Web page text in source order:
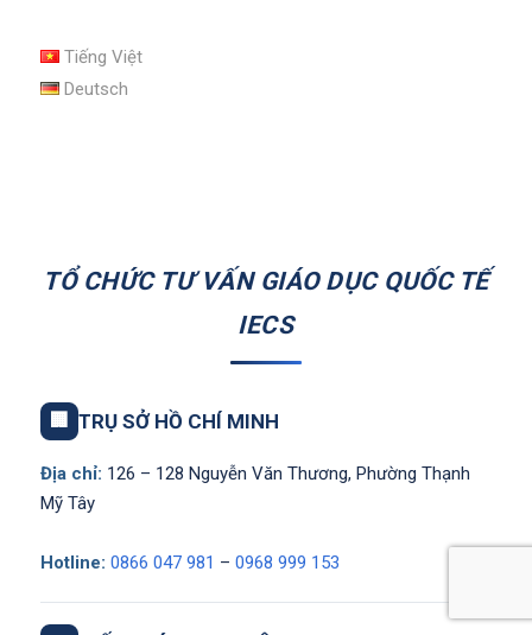
Tiếng Việt
Deutsch
TỔ CHỨC TƯ VẤN GIÁO DỤC QUỐC TẾ
IECS
🏢 TRỤ SỞ HỒ CHÍ MINH
Địa chỉ: 126 – 128 Nguyễn Văn Thương, Phường Thạnh
Mỹ Tây
Hotline: 0866 047 981 – 0968 999 153